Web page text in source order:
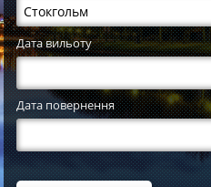
Дата вильоту
Дата повернення